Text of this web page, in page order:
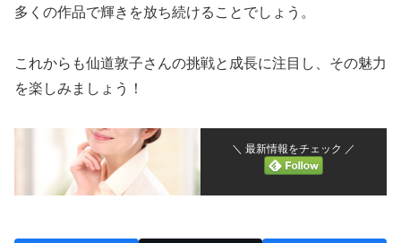
多くの作品で輝きを放ち続けることでしょう。
これからも仙道敦子さんの挑戦と成長に注目し、その魅力
を楽しみましょう！
＼ 最新情報をチェック ／